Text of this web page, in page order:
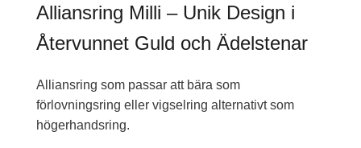
Alliansring Milli – Unik Design i
Återvunnet Guld och Ädelstenar
Alliansring som passar att bära som
förlovningsring eller vigselring alternativt som
högerhandsring.